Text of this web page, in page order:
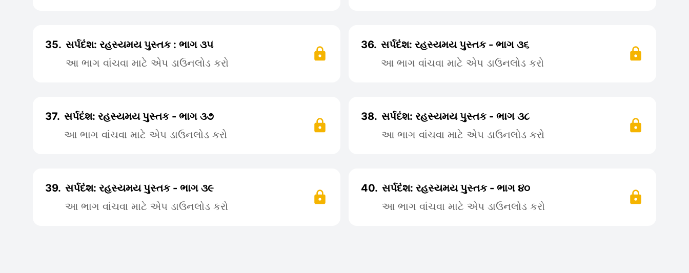
35. સર્પદંશ: રહસ્યમય પુસ્તક : ભાગ ૩૫
આ ભાગ વાંચવા માટે એપ ડાઉનલોડ કરો
36. સર્પદંશ: રહસ્યમય પુસ્તક - ભાગ ૩૬
આ ભાગ વાંચવા માટે એપ ડાઉનલોડ કરો
37. સર્પદંશ: રહસ્યમય પુસ્તક - ભાગ ૩૭
આ ભાગ વાંચવા માટે એપ ડાઉનલોડ કરો
38. સર્પદંશ: રહસ્યમય પુસ્તક - ભાગ ૩૮
આ ભાગ વાંચવા માટે એપ ડાઉનલોડ કરો
39. સર્પદંશ: રહસ્યમય પુસ્તક - ભાગ ૩૯
આ ભાગ વાંચવા માટે એપ ડાઉનલોડ કરો
40. સર્પદંશ: રહસ્યમય પુસ્તક - ભાગ ૪૦
આ ભાગ વાંચવા માટે એપ ડાઉનલોડ કરો